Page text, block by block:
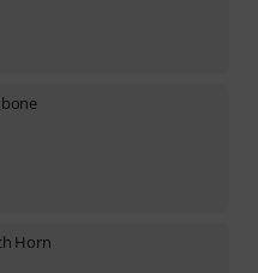
Horn